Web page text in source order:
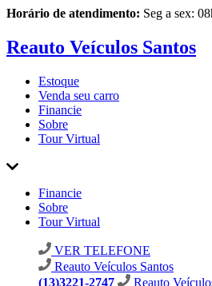
Horário de atendimento: Seg a sex:
Reauto Veículos Santos
Estoque
Venda seu carro
Financie
Sobre
Tour Virtual
Financie
Sobre
Tour Virtual
VER TELEFONE
Reauto Veículos Santos
(13)3221-2747
Reauto